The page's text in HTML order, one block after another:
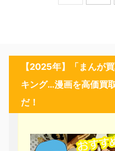
【2025年】「まんが
キング…漫画を高価買
だ！